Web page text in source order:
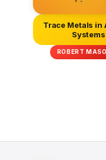
Trace Metals in
Systems
ROBERT